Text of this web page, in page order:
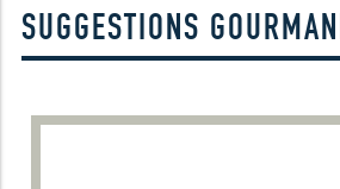
SUGGESTIONS